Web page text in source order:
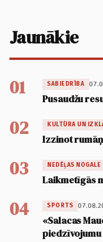
Jaunākie
01 SABIEDRĪBA
Pusaudžu
02 KULTŪRA UN
Izzinot
03 NEDĒĻAS NOGALE
Laikmetīgās
04 SPORTS
«Salacas
piedzīvojumu